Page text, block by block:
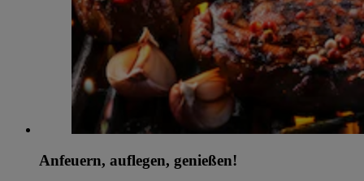
Anfeuern, auflegen, genießen!